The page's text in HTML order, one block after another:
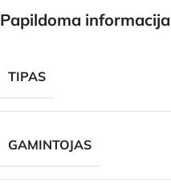
Papildoma informacija
TIPAS
GAMINTOJAS